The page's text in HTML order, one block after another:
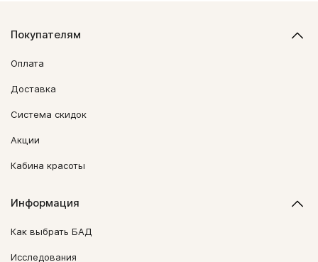
Покупателям
Оплата
Доставка
Система скидок
Акции
Кабина красоты
Информация
Как выбрать БАД
Исследования